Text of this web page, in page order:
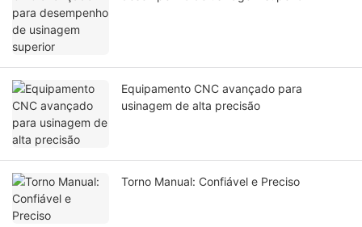
Equipamento CNC avançado para
usinagem de alta precisão
Torno Manual: Confiável e Preciso